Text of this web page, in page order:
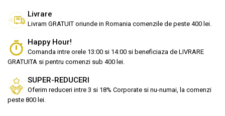
Livrare
Livram GRATUIT oriunde in Romania comenzile de peste 400 lei.
Happy Hour!
Comanda intre orele 13:00 si 14:00 si beneficiaza de LIVRARE
GRATUITA si pentru comenzi sub 400 lei.
SUPER-REDUCERI
Oferim reduceri intre 3 si 18% Corporate si nu-numai, la comenzi
peste 800 lei.